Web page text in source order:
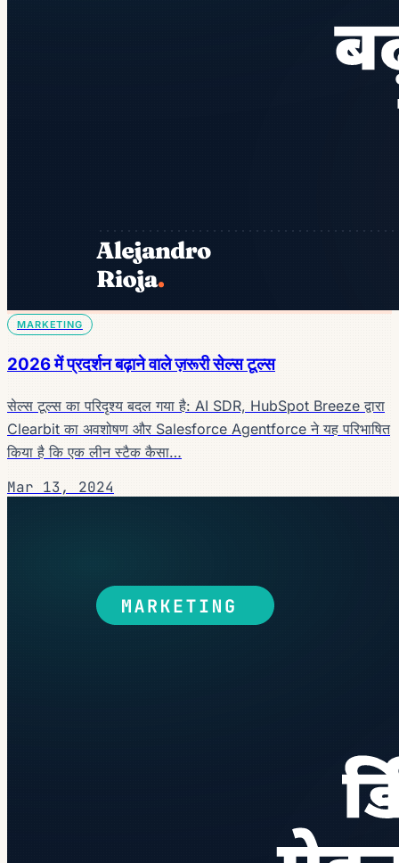
MARKETING
2026 में प्रदर्शन बढ़ाने वाले ज़रूरी सेल्स टूल्स
सेल्स टूल्स का परिदृश्य बदल गया है: AI SDR, HubSpot Breeze द्वारा
Clearbit का अवशोषण और Salesforce Agentforce ने यह परिभाषित
किया है कि एक लीन स्टैक कैसा…
Mar 13, 2024